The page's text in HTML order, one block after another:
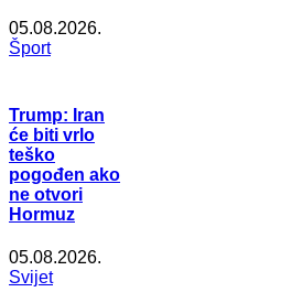
05.08.2026.
Šport
Trump: Iran
će biti vrlo
teško
pogođen ako
ne otvori
Hormuz
05.08.2026.
Svijet